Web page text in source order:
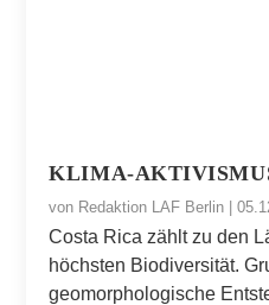
KLIMA-
von Redaktion LAF Berlin |
Costa Rica zählt zu den
höchsten Biodiversität.
geomorphologische